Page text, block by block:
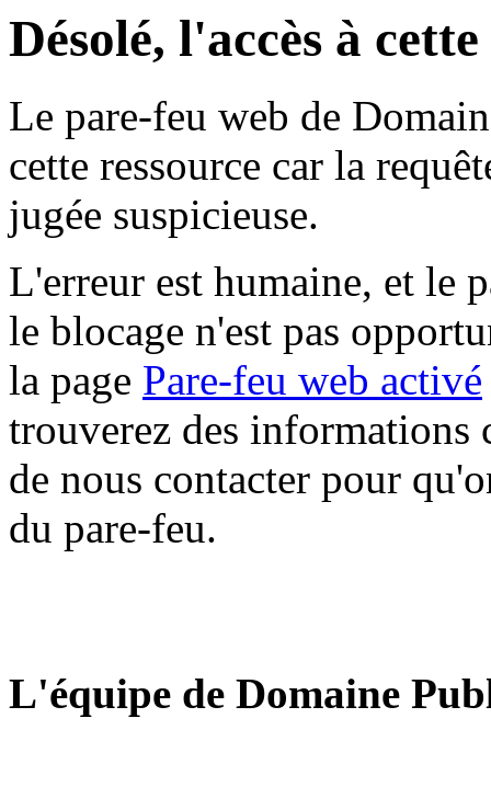
Désolé, l'accès à
Le pare-feu web de
cette ressource car la
jugée suspicieuse.
L'erreur est humaine, et le
le blocage n'est pas
la page Pare-feu web activé
trouverez des informations
de nous contacter pour
du pare-feu.
L'équipe de Domaine